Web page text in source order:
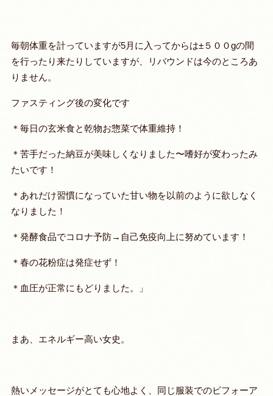
毎朝体重を計っていますが5月に入ってからは±５００gの間
を行ったり来たりしていますが、リバウンドは今のところあ
りません。
ファスティング後の変化です
＊毎日の玄米食と乾物お惣菜で体重維持！
＊苦手だった納豆が美味しくなりました〜嗜好が変わったみ
たいです！
＊あれだけ習慣になっていた甘い物を以前のように欲しなく
なりました！
＊発酵食品でコロナ予防→自己免疫向上に努めています！
＊春の花粉症は発症せず！
＊血圧が正常にもどりました。」
まあ、エネルギー高い女史。
熱いメッセージがとても心地よく、同じ服装でのビフォーア